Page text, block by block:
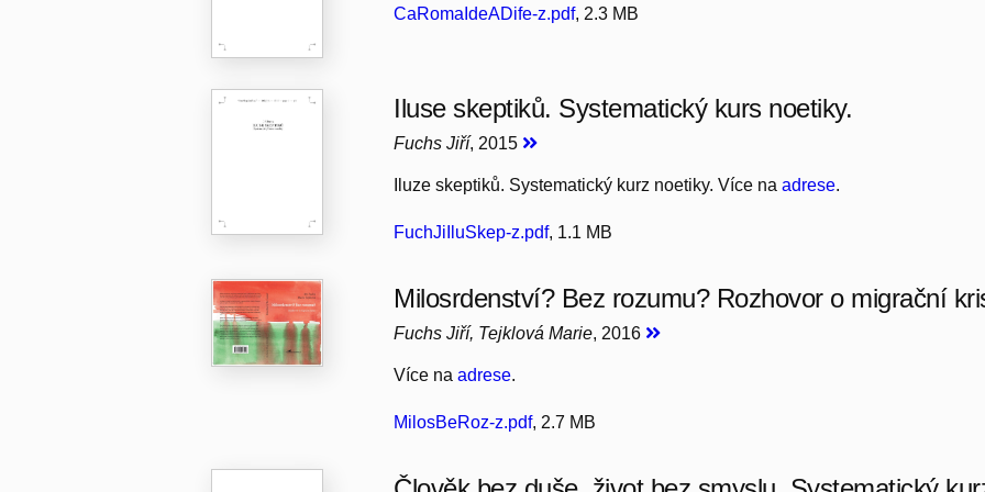
CaRomaIdeADife-z.pdf, 2.3 MB
Iluse skeptiků. Systematický kurs noetiky.
Fuchs Jiří, 2015
Iluze skeptiků. Systematický kurz noetiky. Více naadrese.
FuchJiIluSkep-z.pdf, 1.1 MB
Milosrdenství? Bez rozumu? Rozhovor o migrační
Fuchs Jiří, Tejklová Marie, 2016
Více naadrese.
MilosBeRoz-z.pdf, 2.7 MB